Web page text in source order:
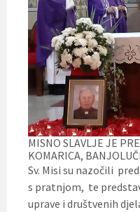
MISNO SLAVLJE JE
KOMARICA,
Sv. Misi su nazočili
s pratnjom, te
uprave i društvenih